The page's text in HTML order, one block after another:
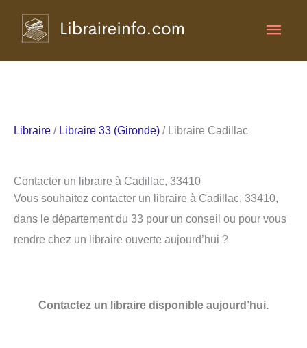
Libraire / Libraire 33 (Gironde) / Libraire Cadillac
Contacter un libraire à Cadillac, 33410
Vous souhaitez contacter un libraire à Cadillac, 33410,
dans le département du 33 pour un conseil ou pour vous
rendre chez un libraire ouverte aujourd’hui ?
Contactez un libraire disponible aujourd’hui.